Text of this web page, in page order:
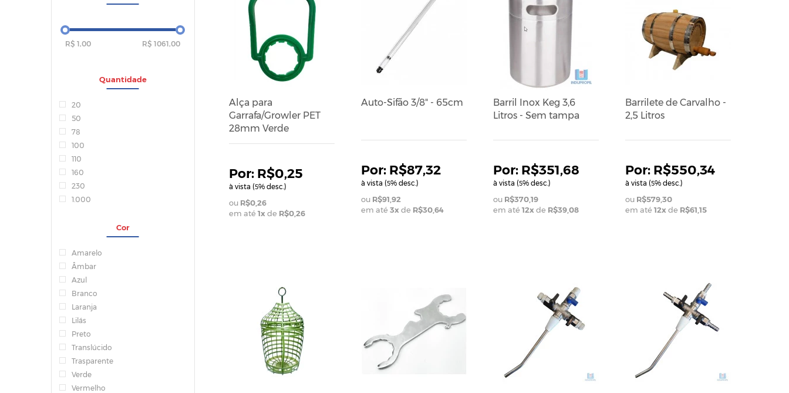
R$ 1,00 R$ 1061,00
Quantidade
20
50
78
100
110
160
230
1.000
Cor
Amarelo
Âmbar
Azul
Branco
Laranja
Lilás
Preto
Translúcido
Trasparente
Verde
Vermelho
Alça para
Garrafa/Growler PET
28mm Verde
R$0,25
à vista (5% desc.)
R$0,26
em até 1x de R$0,26
Auto-Sifão 3/8" - 65cm
R$87,32
à vista (5% desc.)
R$91,92
em até 3x de R$30,64
Barril Inox Keg 3,6
Litros - Sem tampa
R$351,68
à vista (5% desc.)
R$370,19
em até 12x de R$39,08
Barrilete de Carvalho -
2,5 Litros
R$550,34
à vista (5% desc.)
R$579,30
em até 12x de R$61,15